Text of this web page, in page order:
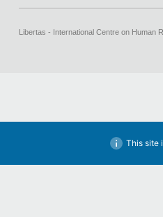
Libertas - International Centre on Human
This site